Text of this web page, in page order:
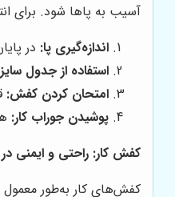
آسیب به پاها شود. برای
اندازه‌گیری پا: در
استفاده از جدول
امتحان کردن کفش:
پوشیدن جوراب کار:
کفش کار: راحتی و ایمنی
کفش‌های کار به‌طور معمول